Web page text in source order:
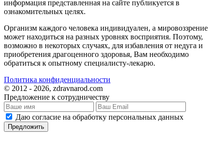
информация представленная на сайте публикуется в
ознакомительных целях.
Организм каждого человека индивидуален, а мировоззрение
может находиться на разных уровнях восприятия. Поэтому,
возможно в некоторых случаях, для избавления от недуга и
приобретения драгоценного здоровья, Вам необходимо
обратиться к опытному специалисту-лекарю.
Политика конфиденциальности
© 2012 - 2026, zdravnarod.com
Предложение к сотрудничеству
Даю согласие на обработку персональных данных